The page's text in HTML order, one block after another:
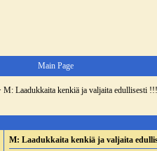
Main Page
M: Laadukkaita kenkiä ja valjaita edullisesti !!!
M: Laadukkaita kenkiä ja valjaita